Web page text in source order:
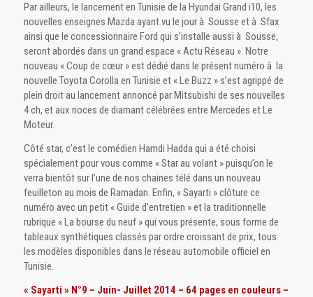
Par ailleurs, le lancement en Tunisie de la Hyundai Grand i10, les
nouvelles enseignes Mazda ayant vu le jour à Sousse et à Sfax
ainsi que le concessionnaire Ford qui s’installe aussi à Sousse,
seront abordés dans un grand espace « Actu Réseau ». Notre
nouveau « Coup de cœur » est dédié dans le présent numéro à la
nouvelle Toyota Corolla en Tunisie et « Le Buzz » s’est agrippé de
plein droit au lancement annoncé par Mitsubishi de ses nouvelles
4 ch, et aux noces de diamant célébrées entre Mercedes et Le
Moteur.
Côté star, c’est le comédien Hamdi Hadda qui a été choisi
spécialement pour vous comme « Star au volant » puisqu’on le
verra bientôt sur l’une de nos chaines télé dans un nouveau
feuilleton au mois de Ramadan. Enfin, « Sayarti » clôture ce
numéro avec un petit « Guide d’entretien » et la traditionnelle
rubrique « La bourse du neuf » qui vous présente, sous forme de
tableaux synthétiques classés par ordre croissant de prix, tous
les modèles disponibles dans le réseau automobile officiel en
Tunisie.
« Sayarti » N°9 – Juin- Juillet 2014 – 64 pages en couleurs –